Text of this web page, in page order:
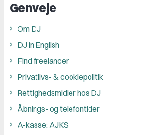
Genveje
Om DJ
DJ in English
Find freelancer
Privatlivs- & cookiepolitik
Rettighedsmidler hos DJ
Åbnings- og telefontider
A-kasse: AJKS